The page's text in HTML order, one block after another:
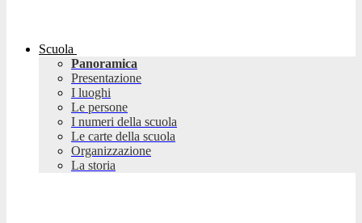
Scuola
Panoramica
Presentazione
I luoghi
Le persone
I numeri della scuola
Le carte della scuola
Organizzazione
La storia